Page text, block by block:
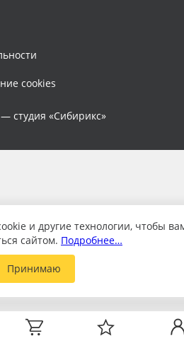
cookies
студия «Сибирикс»
и другие технологии, чтобы
сайтом. Подробнее…
Принимаю